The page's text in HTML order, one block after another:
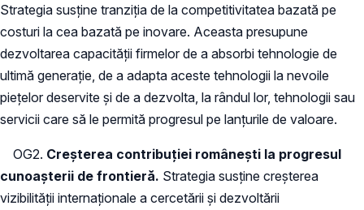
Strategia susţine tranziţia de la competitivitatea bazată pe
costuri la cea bazată pe inovare. Aceasta presupune
dezvoltarea capacităţii firmelor de a absorbi tehnologie de
ultimă generaţie, de a adapta aceste tehnologii la nevoile
pieţelor deservite şi de a dezvolta, la rândul lor, tehnologii sau
servicii care să le permită progresul pe lanţurile de valoare.
OG2. Creşterea contribuţiei româneşti la progresul
cunoaşterii de frontieră. Strategia susţine creşterea
vizibilităţii internaţionale a cercetării şi dezvoltării